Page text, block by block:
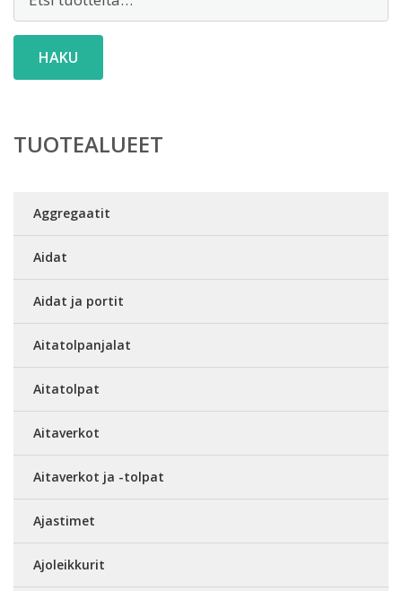
HAKU
TUOTEALUEET
Aggregaatit
Aidat
Aidat ja portit
Aitatolpanjalat
Aitatolpat
Aitaverkot
Aitaverkot ja -tolpat
Ajastimet
Ajoleikkurit